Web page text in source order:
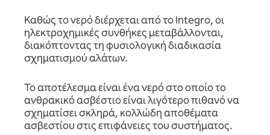
Καθώς το νερό διέρχεται από το Integro, οι
ηλεκτροχημικές συνθήκες μεταβάλλονται,
διακόπτοντας τη φυσιολογική διαδικασία
σχηματισμού αλάτων.
Το αποτέλεσμα είναι ένα νερό στο οποίο το
ανθρακικό ασβέστιο είναι λιγότερο πιθανό να
σχηματίσει σκληρά, κολλώδη αποθέματα
ασβεστίου στις επιφάνειες του συστήματος.